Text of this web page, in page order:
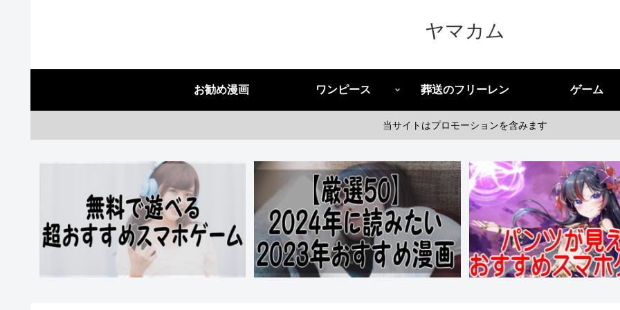
ヤマカム
お勧め漫画 ワンピース 葬送のフリーレン ゲーム
当サイトはプロモーションを含みます